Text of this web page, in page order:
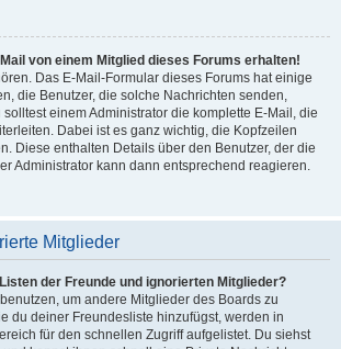
von einem Mitglied dieses Forums erhalten!
Das E-Mail-Formular dieses Forums hat einige
die Benutzer, die solche Nachrichten senden,
einem Administrator die komplette E-Mail, die
Dabei ist es ganz wichtig, die Kopfzeilen
Diese enthalten Details über den Benutzer, der die
Administrator kann dann entsprechend reagieren.
Mitglieder
der Freunde und ignorierten Mitglieder?
um andere Mitglieder des Boards zu
du deiner Freundesliste hinzufügst, werden in
für den schnellen Zugriff aufgelistet. Du siehst